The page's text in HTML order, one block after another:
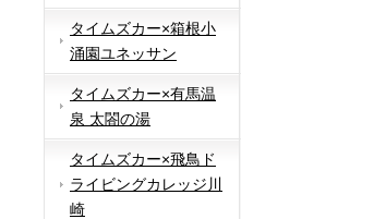
タイムズカー×箱根小
涌園ユネッサン
タイムズカー×有馬温
泉 太閤の湯
タイムズカー×飛鳥ド
ライビングカレッジ川
崎